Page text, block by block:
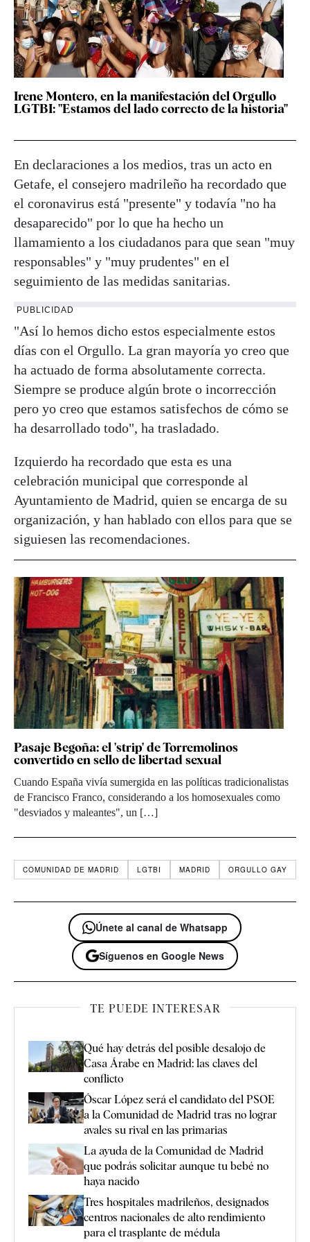
Irene Montero, en la manifestación del Orgullo
LGTBI: "Estamos del lado correcto de la historia"
En declaraciones a los medios, tras un acto en
Getafe, el consejero madrileño ha recordado que
el coronavirus está "presente" y todavía "no ha
desaparecido" por lo que ha hecho un
llamamiento a los ciudadanos para que sean "muy
responsables" y "muy prudentes" en el
seguimiento de las medidas sanitarias.
PUBLICIDAD
"Así lo hemos dicho estos especialmente estos
días con el Orgullo. La gran mayoría yo creo que
ha actuado de forma absolutamente correcta.
Siempre se produce algún brote o incorrección
pero yo creo que estamos satisfechos de cómo se
ha desarrollado todo", ha trasladado.
Izquierdo ha recordado que esta es una
celebración municipal que corresponde al
Ayuntamiento de Madrid, quien se encarga de su
organización, y han hablado con ellos para que se
siguiesen las recomendaciones.
Pasaje Begoña: el 'strip' de Torremolinos
convertido en sello de libertad sexual
Cuando España vivía sumergida en las políticas tradicionalistas
de Francisco Franco, considerando a los homosexuales como
"desviados y maleantes", un […]
COMUNIDAD DE MADRID LGTBI MADRID ORGULLO GAY
Únete al canal de Whatsapp
Síguenos en Google News
TE PUEDE INTERESAR
Qué hay detrás del posible desalojo de
Casa Árabe en Madrid: las claves del
conflicto
Óscar López será el candidato del PSOE
a la Comunidad de Madrid tras no lograr
avales su rival en las primarias
La ayuda de la Comunidad de Madrid
que podrás solicitar aunque tu bebé no
haya nacido
Tres hospitales madrileños, designados
centros nacionales de alto rendimiento
para el trasplante de médula